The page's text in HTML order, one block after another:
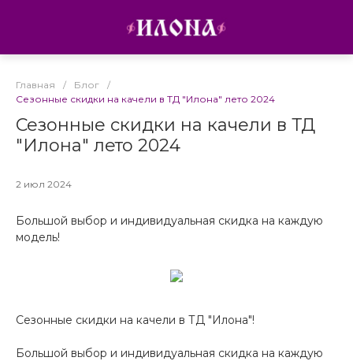
Главная / Блог
/
Сезонные скидки на качели в ТД "Илона" лето 2024
Сезонные скидки на качели в ТД
"Илона" лето 2024
2 июл 2024
Большой выбор и индивидуальная скидка на каждую
модель!
Сезонные скидки на качели в ТД "Илона"!
Большой выбор и индивидуальная скидка на каждую